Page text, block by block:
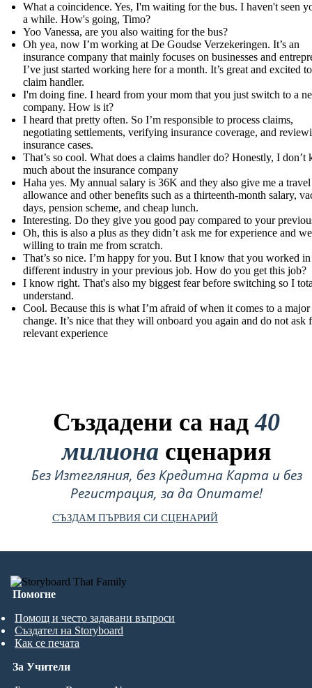
What a coincidence. Yes, I'm waiting for the bus. I haven't seen
a while. How's going, Timo?
Yoo Vanessa, are you also waiting for the bus?
Oh yea, now I’m working at De Goudse Verzekeringen. It’s an
insurance company that mainly focuses on businesses and
I’ve just started working here for a month. It’s great and excited
claim handler.
I'm doing fine. I heard from your mom that you just switch to a
company. How is it?
I heard that pretty often. So I’m responsible to process claims,
negotiating settlements, verifying insurance coverage, and
insurance cases.
That’s so cool. What does a claims handler do? Honestly, I don’t
much about the insurance company
Haha yes. My annual salary is 36K and they also give me a travel
allowance and other benefits such as a thirteenth-month salary,
days, pension scheme, and cheap lunch.
Interesting. Do they give you good pay compared to your
Oh, this is also a plus as they didn’t ask me for experience and
willing to train me from scratch.
That’s so nice. I’m happy for you. But I know that you worked in
different industry in your previous job. How do you get this job?
I know right. That's also my biggest fear before switching so I
understand.
Cool. Because this is what I’m afraid of when it comes to a major
change. It’s nice that they will onboard you again and do not ask
relevant experience
Създадени са над40
милиона сценария
Без Изтегляния, без Кредитна Карта и без
Регистрация, за да Опитате!
СЪЗДАМ ПЪРВИЯ СИ СЦЕНАРИЙ
Помогне
Помощ и често задавани въпроси
Създател на Storyboard
Как се печата
За Учители